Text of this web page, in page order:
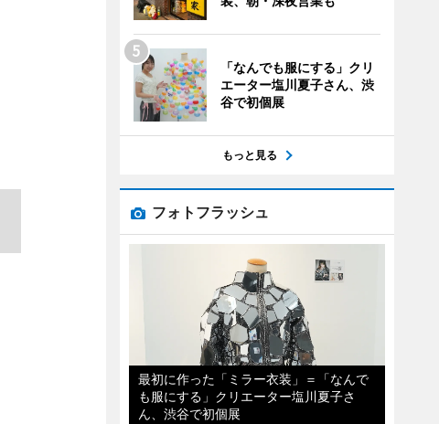
「なんでも服にする」クリ
エーター塩川夏子さん、渋
谷で初個展
もっと見る
フォトフラッシュ
最初に作った「ミラー衣装」＝「なんで
も服にする」クリエーター塩川夏子さ
ん、渋谷で初個展